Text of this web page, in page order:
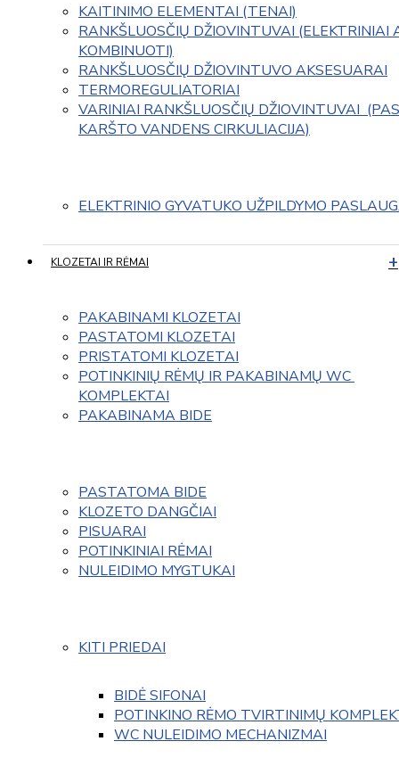
KAITINIMO ELEMENTAI (TENAI)
RANKŠLUOSČIŲ DŽIOVINTUVAI (ELEKTRINIAI
KOMBINUOTI)
RANKŠLUOSČIŲ DŽIOVINTUVO AKSESUARAI
TERMOREGULIATORIAI
VARINIAI RANKŠLUOSČIŲ DŽIOVINTUVAI
KARŠTO VANDENS CIRKULIACIJA)
ELEKTRINIO GYVATUKO UŽPILDYMO
KLOZETAI IR RĖMAI
PAKABINAMI KLOZETAI
PASTATOMI KLOZETAI
PRISTATOMI KLOZETAI
POTINKINIŲ RĖMŲ IR PAKABINAMŲ WC
KOMPLEKTAI
PAKABINAMA BIDE
PASTATOMA BIDE
KLOZETO DANGČIAI
PISUARAI
POTINKINIAI RĖMAI
NULEIDIMO MYGTUKAI
KITI PRIEDAI
BIDĖ SIFONAI
POTINKINO RĖMO TVIRTINIMŲ
WC NULEIDIMO MECHANIZMAI